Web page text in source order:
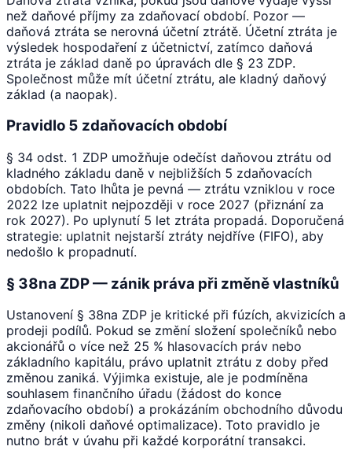
než daňové příjmy za zdaňovací období. Pozor —
daňová ztráta se nerovná účetní ztrátě. Účetní ztráta je
výsledek hospodaření z účetnictví, zatímco daňová
ztráta je základ daně po úpravách dle § 23 ZDP.
Společnost může mít účetní ztrátu, ale kladný daňový
základ (a naopak).
Pravidlo 5 zdaňovacích období
§ 34 odst. 1 ZDP umožňuje odečíst daňovou ztrátu od
kladného základu daně v nejbližších 5 zdaňovacích
obdobích. Tato lhůta je pevná — ztrátu vzniklou v roce
2022 lze uplatnit nejpozději v roce 2027 (přiznání za
rok 2027). Po uplynutí 5 let ztráta propadá. Doporučená
strategie: uplatnit nejstarší ztráty nejdříve (FIFO), aby
nedošlo k propadnutí.
§ 38na ZDP — zánik práva při změně vlastníků
Ustanovení § 38na ZDP je kritické při fúzích, akvizicích a
prodeji podílů. Pokud se změní složení společníků nebo
akcionářů o více než 25 % hlasovacích práv nebo
základního kapitálu, právo uplatnit ztrátu z doby před
změnou zaniká. Výjimka existuje, ale je podmíněna
souhlasem finančního úřadu (žádost do konce
zdaňovacího období) a prokázáním obchodního důvodu
změny (nikoli daňové optimalizace). Toto pravidlo je
nutno brát v úvahu při každé korporátní transakci.